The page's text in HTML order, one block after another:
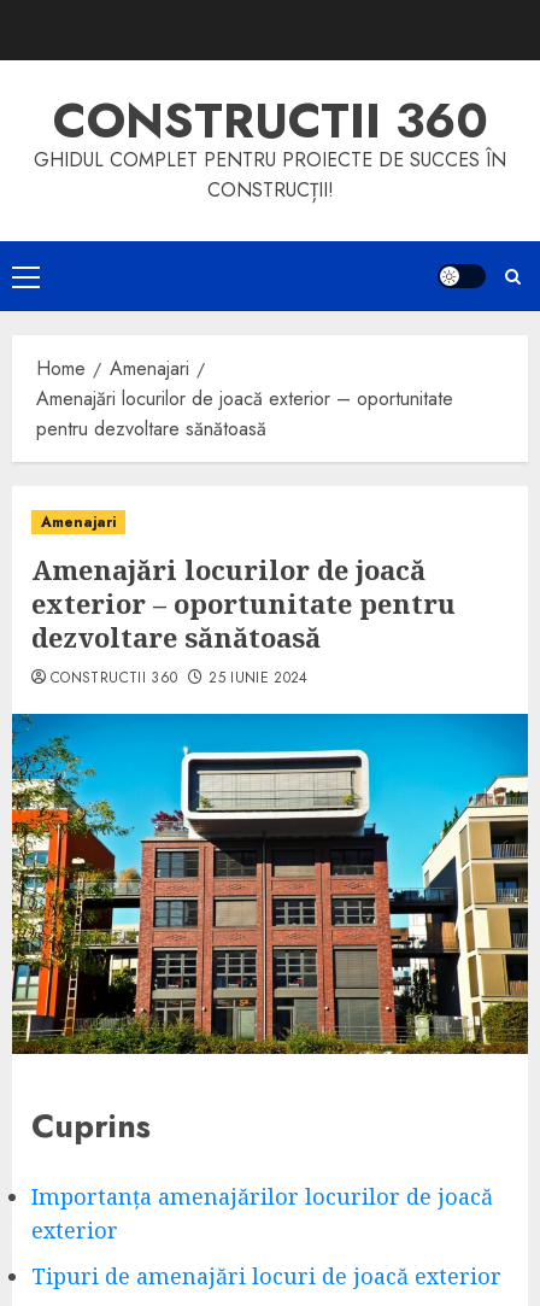
CONSTRUCTII 360
GHIDUL COMPLET PENTRU PROIECTE DE SUCCES ÎN
CONSTRUCȚII!
Primary
Menu
Home
Amenajari
Amenajări locurilor de joacă exterior – oportunitate
pentru dezvoltare sănătoasă
Amenajari
Amenajări locurilor de joacă
exterior – oportunitate pentru
dezvoltare sănătoasă
CONSTRUCTII 360 25 IUNIE 2024
Cuprins
Importanța amenajărilor locurilor de joacă
exterior
Tipuri de amenajări locuri de joacă exterior